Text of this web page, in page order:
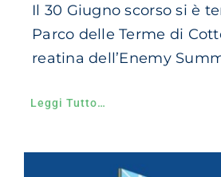
Il 30 Giugno scorso si è
Parco delle Terme di
reatina dell’Enemy
Leggi Tutto…